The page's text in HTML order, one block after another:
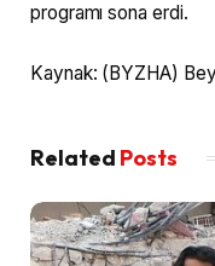
programı sona erdi.
Kaynak: (BYZHA)
Related Posts